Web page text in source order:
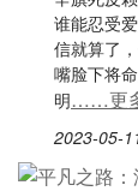
谁能忍受
信就算了
嘴脸下将
明……更
2023-05-